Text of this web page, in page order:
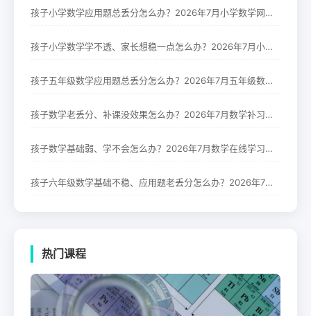
孩子小学数学应用题总丢分怎么办？2026年7月小学数学网课平台推荐
孩子小学数学学不透、家长想稳一点怎么办？2026年7月小学数学网课平台哪家好
孩子五年级数学应用题总丢分怎么办？2026年7月五年级数学一对一辅导机构推荐
孩子数学老丢分、补课没效果怎么办？2026年7月数学补习班推荐
孩子数学基础弱、学不会怎么办？2026年7月数学在线学习辅导机构推荐
孩子六年级数学基础不稳、应用题老丢分怎么办？2026年7月小学六年级数学辅导机构推荐
热门课程